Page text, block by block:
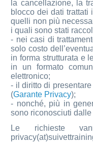
la cancellazione, la
blocco dei dati trattati
quelli non più
i quali sono stati
- nei casi di
solo costo
in forma strutturata e
in un formato
elettronico;
- il diritto di
(Garante Privacy);
- nonché, più in
sono riconosciuti
Le richieste